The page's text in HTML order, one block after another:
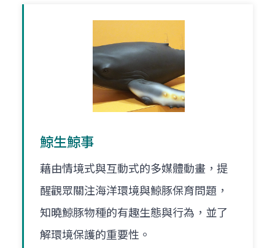
鯨生鯨事
藉由情境式與互動式的多媒體動畫，提
醒觀眾關注海洋環境與鯨豚保育問題，
知曉鯨豚物種的有趣生態與行為，並了
解環境保護的重要性。